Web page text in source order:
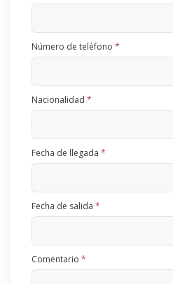
*
Número de teléfono
*
Nacionalidad
*
Fecha de llegada
*
Fecha de salida
*
Comentario